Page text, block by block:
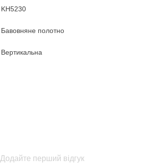
KH5230
Бавовняне полотно
Вертикальна
Додайте перший відгук